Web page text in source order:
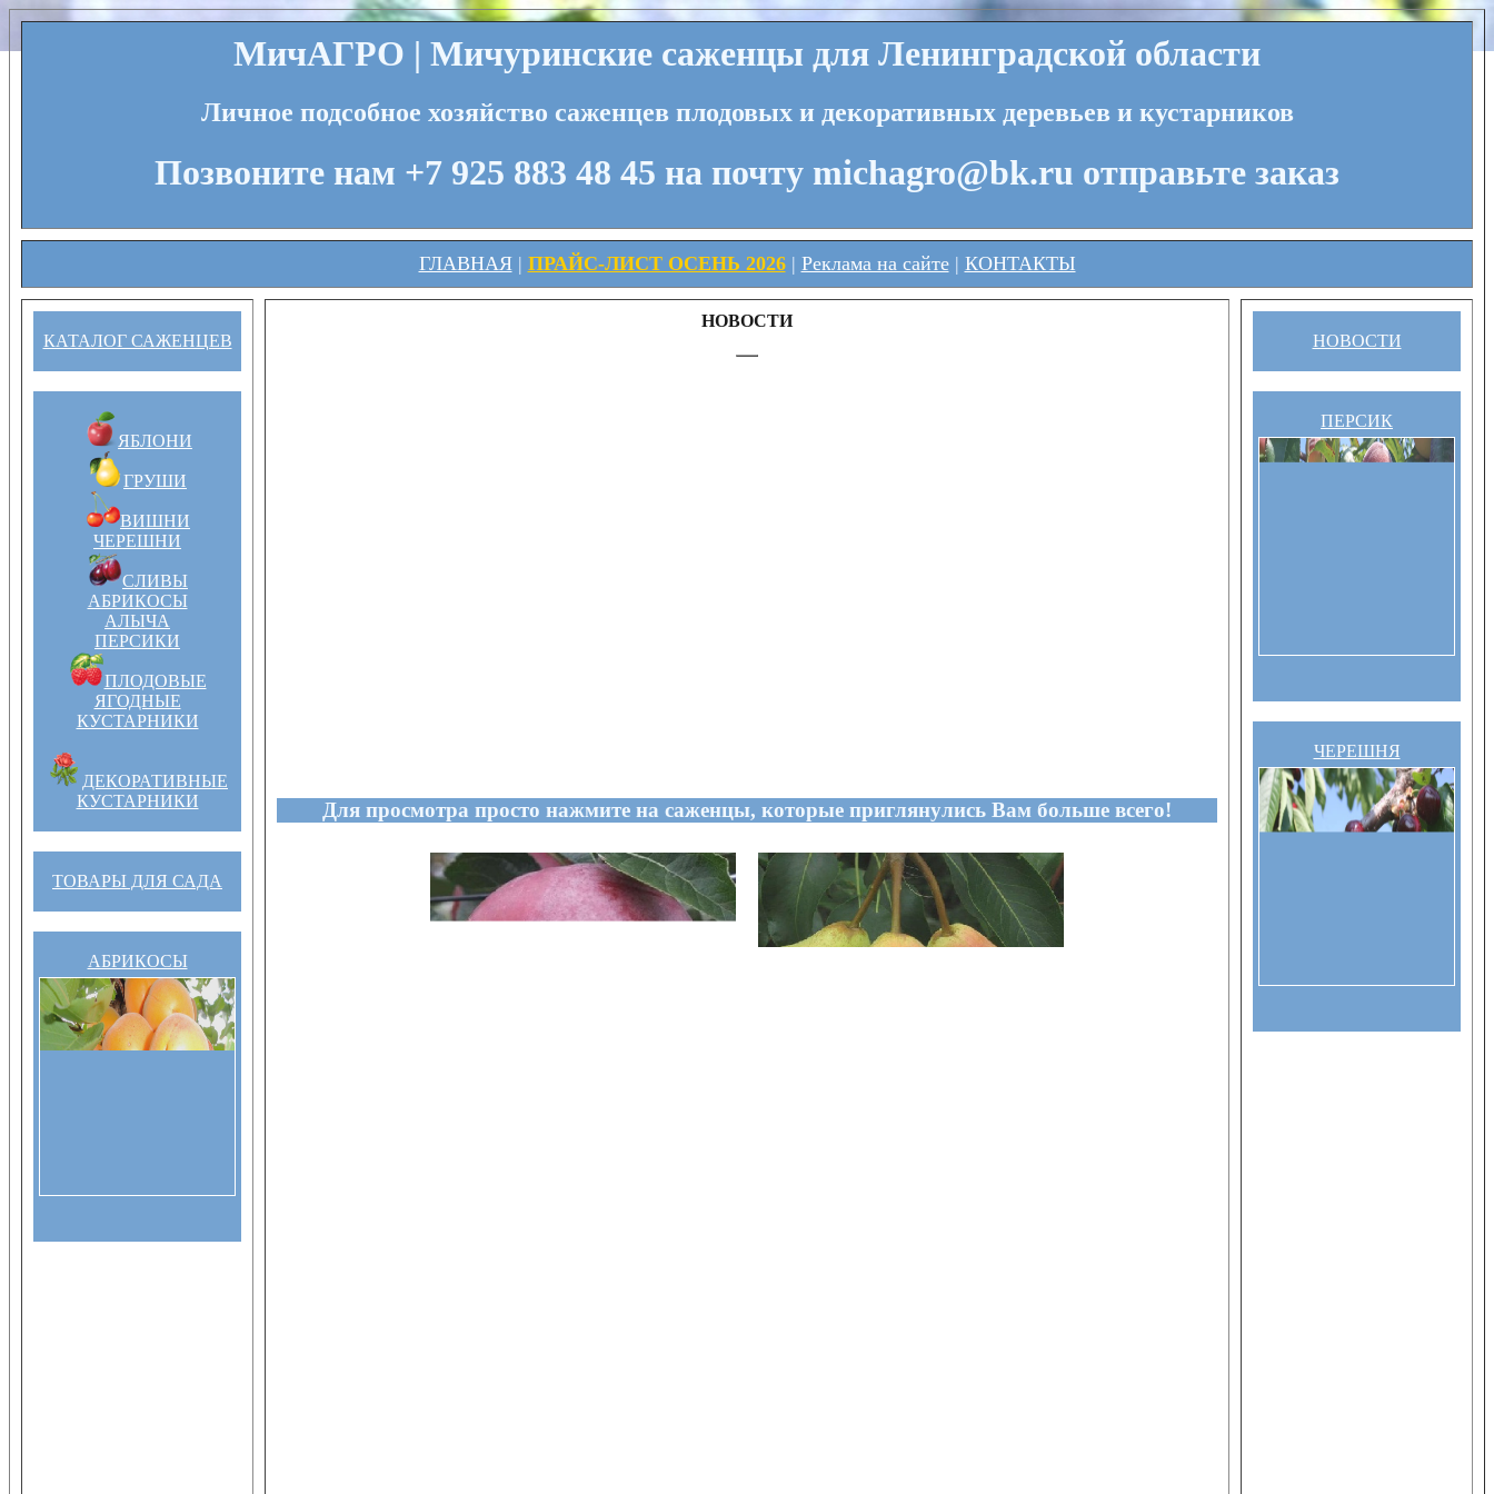
МичАГРО | Мичуринские саженцы для Ленинградской области
Личное подсобное хозяйство саженцев плодовых и декоративных деревьев и кустарников
Позвоните нам +7 925 883 48 45 на почту michagro@bk.ru отправьте заказ
ГЛАВНАЯ| ПРАЙС-ЛИСТ ОСЕНЬ 2026| Реклама на сайте| КОНТАКТЫ
КАТАЛОГ САЖЕНЦЕВ
ЯБЛОНИ
ГРУШИ
ВИШНИ
ЧЕРЕШНИ
СЛИВЫ
АБРИКОСЫ
АЛЫЧА
ПЕРСИКИ
ПЛОДОВЫЕ
ЯГОДНЫЕ
КУСТАРНИКИ
ДЕКОРАТИВНЫЕ
КУСТАРНИКИ
ТОВАРЫ ДЛЯ САДА
АБРИКОСЫ
НОВОСТИ
Для просмотра просто нажмите на саженцы, которые приглянулись Вам больше всего!
НОВОСТИ
ПЕРСИК
ЧЕРЕШНЯ